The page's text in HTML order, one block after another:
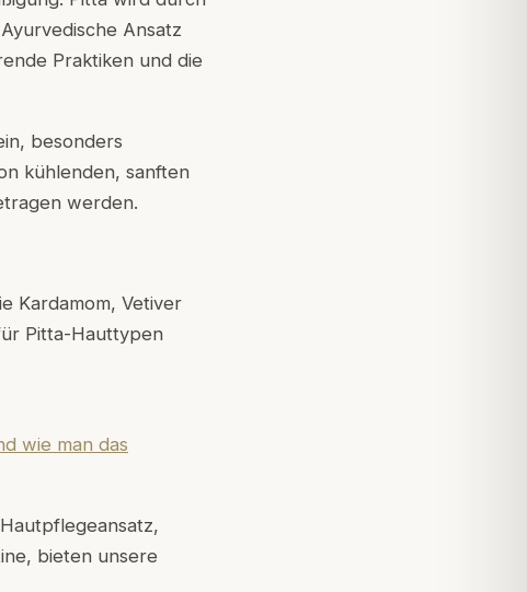
Ansatz
Praktiken und die
besonders
kühlenden, sanften
werden.
Kardamom, Vetiver
Pitta-Hauttypen
wie man das
bieten unsere